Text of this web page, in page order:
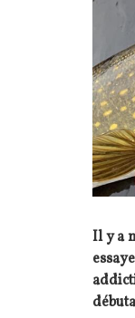
Il y a